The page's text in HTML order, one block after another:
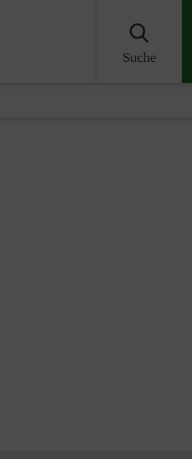
Suche